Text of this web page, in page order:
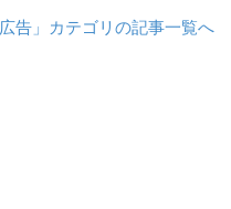
告」カテゴリの記事一覧へ